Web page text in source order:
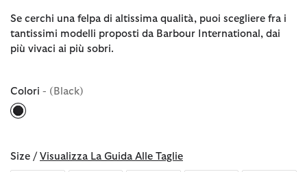
Se cerchi una felpa di altissima qualità, puoi scegliere fra i
tantissimi modelli proposti da Barbour International, dai
più vivaci ai più sobri.
Colori - (Black)
Size / Visualizza La Guida Alle Taglie